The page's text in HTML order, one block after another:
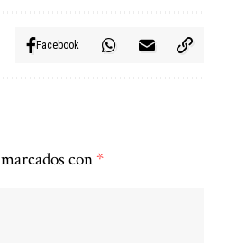
Facebook
con*